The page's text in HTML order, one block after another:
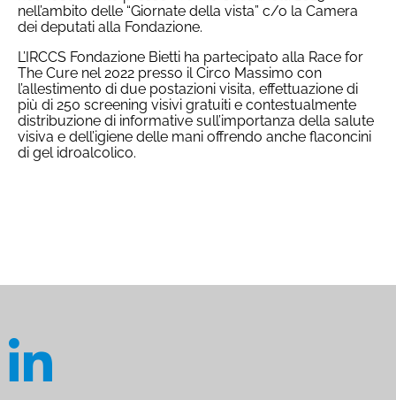
nell’ambito delle “Giornate della vista” c/o la Camera
dei deputati alla Fondazione.
L’IRCCS Fondazione Bietti ha partecipato alla Race for
The Cure nel 2022 presso il Circo Massimo con
l’allestimento di due postazioni visita, effettuazione di
più di 250 screening visivi gratuiti e contestualmente
distribuzione di informative sull’importanza della salute
visiva e dell’igiene delle mani offrendo anche flaconcini
di gel idroalcolico.